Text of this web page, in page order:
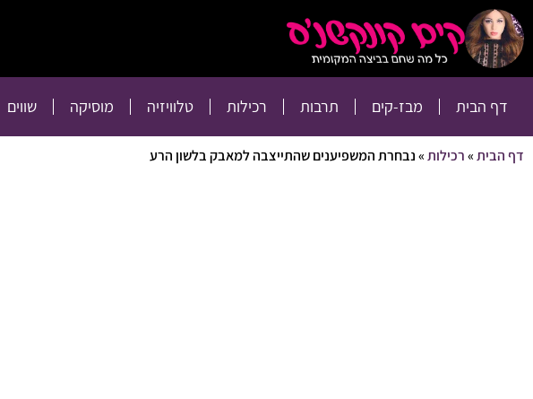
דף הבית מבז-קים תרבות רכילות טלוויזיה מוסיקה שווים
דף הבית»רכילות»נבחרת המשפיענים שהתייצבה למאבק בלשון הרע